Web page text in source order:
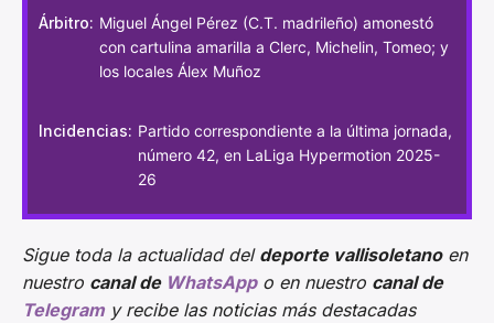
Árbitro: Miguel Ángel Pérez (C.T. madrileño) amonestó
con cartulina amarilla a Clerc, Michelin, Tomeo; y
los locales Álex Muñoz
Incidencias: Partido correspondiente a la última jornada,
número 42, en LaLiga Hypermotion 2025-
26
Sigue toda la actualidad del deporte vallisoletanoen
nuestro canal de WhatsAppo en nuestro canal de
Telegram y recibe las noticias más destacadas